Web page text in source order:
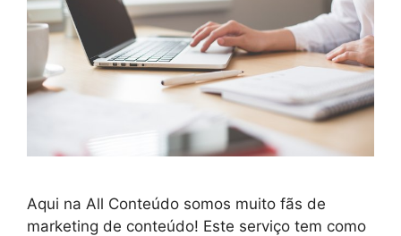
Aqui na All Conteúdo somos muito fãs de
marketing de conteúdo! Este serviço tem como